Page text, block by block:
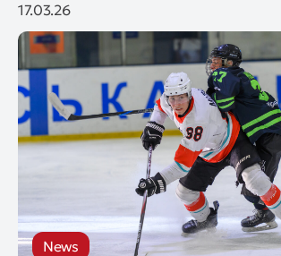
17.03.26
News